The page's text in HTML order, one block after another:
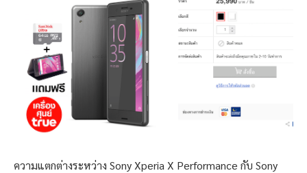
ความแตกต่างระหว่าง Sony Xperia X Performance กับ Sony